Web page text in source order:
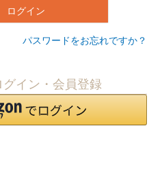
ログイン
パスワードをお忘れですか？
イン・会員登録